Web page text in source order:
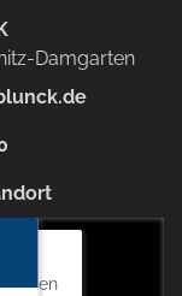
Damgarten